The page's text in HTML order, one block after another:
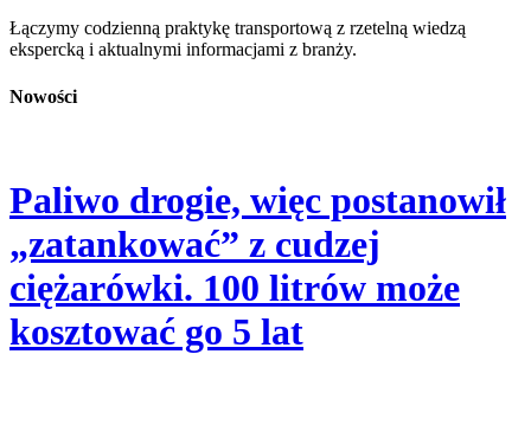
Łączymy codzienną praktykę transportową z rzetelną wiedzą
ekspercką i aktualnymi informacjami z branży.
Nowości
Paliwo drogie, więc postanowił
„zatankować” z cudzej
ciężarówki. 100 litrów może
kosztować go 5 lat